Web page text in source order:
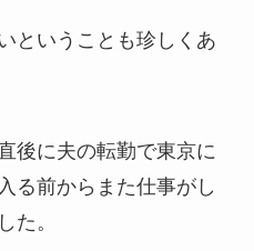
ということも珍しくあ
後に夫の転勤で東京に
る前からまた仕事がし
た。